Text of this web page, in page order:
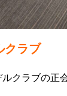
クラブ
クラブの正